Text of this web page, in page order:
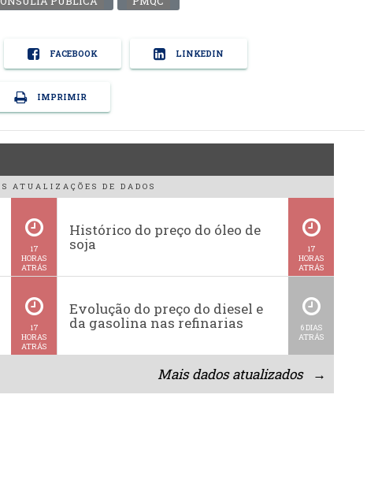
FACEBOOK LINKEDIN
IMPRIMIR
ATUALIZAÇÕES DE DADOS
17
HORAS
ATRÁS
Histórico do preço do óleo de
soja
17
HORAS
ATRÁS
17
HORAS
ATRÁS
Evolução do preço do diesel e
da gasolina nas refinarias
6 DIAS
ATRÁS
Mais dados atualizados →